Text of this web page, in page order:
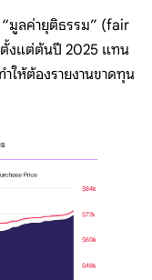
มูลค่ายุติธรรม” (fair
งแต่ต้นปี 2025 แทน
ให้ต้องรายงานขาดทุน